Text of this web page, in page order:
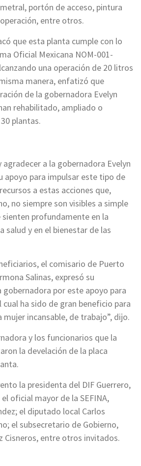
portón de acceso, pintura
entre otros.
que esta planta cumple con lo
Oficial Mexicana NOM-001-
una operación de 20 litros
manera, enfatizó que
de la gobernadora Evelyn
rehabilitado, ampliado o
plantas.
agradecer a la gobernadora Evelyn
apoyo para impulsar este tipo de
a estas acciones que,
no siempre son visibles a simple
sienten profundamente en la
salud y en el bienestar de las
el comisario de Puerto
Salinas, expresó su
por este apoyo para
cual ha sido de gran beneficio para
mujer incansable, de trabajo”, dijo.
y los funcionarios que la
la develación de la placa
la presidenta del DIF Guerrero,
oficial mayor de la SEFINA,
el diputado local Carlos
el subsecretario de Gobierno,
Cisneros, entre otros invitados.